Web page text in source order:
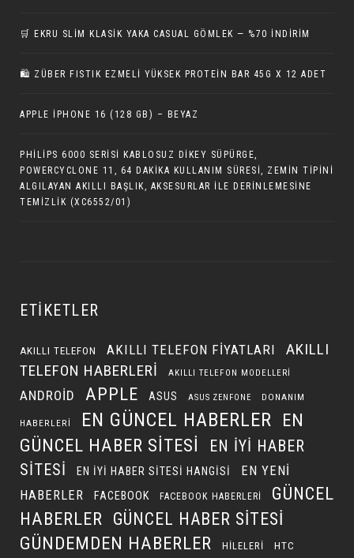
🛒 EKRU SLIM KLASIK YAKA CASUAL GÖMLEK — %70 İNDIRIM
🛍️ ZÜBER FISTIK EZMELI YÜKSEK PROTEIN BAR 45G X 12 ADET
APPLE IPHONE 16 (128 GB) – BEYAZ
PHILIPS 6000 SERISI KABLOSUZ DIKEY SÜPÜRGE,
POWERCYCLONE 11, 64 DAKIKA KULLANIM SÜRESI, ZEMIN TIPINI
ALGILAYAN AKILLI BAŞLIK, AKSESURLAR ILE DERINLEMESINE
TEMIZLIK (XC6552/01)
ETIKETLER
AKILLI TELEFON AKILLI TELEFON FIYATLARI
AKILLI
TELEFON HABERLERI
AKILLI TELEFON MODELLERI
ANDROID APPLE ASUS ASUS ZENFONE DONANIM
HABERLERI EN GÜNCEL HABERLER EN
GÜNCEL HABER SITESI
EN IYI HABER
SITESI
EN IYI HABER SITESI HANGISI
EN YENI
HABERLER
FACEBOOK FACEBOOK HABERLERI
GÜNCEL
HABERLER
GÜNCEL HABER SITESI
GÜNDEMDEN HABERLER HILELERI HTC